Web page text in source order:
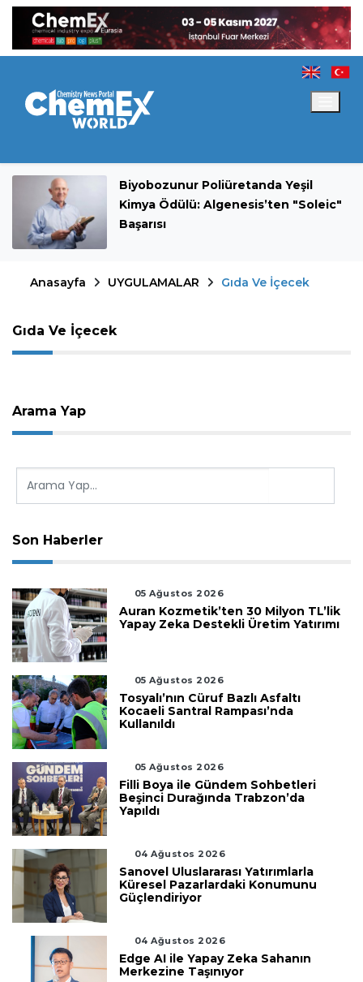
Biyobozunur Poliüretanda Yeşil
Kimya Ödülü: Algenesis’ten "Soleic"
Başarısı
Anasayfa UYGULAMALAR Gıda Ve İçecek
Gıda Ve İçecek
Arama Yap
Son Haberler
05 Ağustos 2026
Auran Kozmetik’ten 30 Milyon TL’lik
Yapay Zeka Destekli Üretim Yatırımı
05 Ağustos 2026
Tosyalı’nın Cüruf Bazlı Asfaltı
Kocaeli Santral Rampası’nda
Kullanıldı
05 Ağustos 2026
Filli Boya ile Gündem Sohbetleri
Beşinci Durağında Trabzon’da
Yapıldı
04 Ağustos 2026
Sanovel Uluslararası Yatırımlarla
Küresel Pazarlardaki Konumunu
Güçlendiriyor
04 Ağustos 2026
Edge AI ile Yapay Zeka Sahanın
Merkezine Taşınıyor